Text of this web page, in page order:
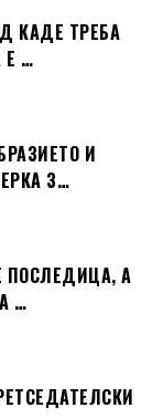
КАДЕ ТРЕБА
Е …
И
З…
ПОСЛЕДИЦА, А
…